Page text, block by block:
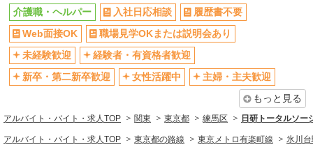
そんぽの家S 上石神井/2009ba1
介護スタッフ
【介護福祉士】 月給：302,300円 年収例：406
万円〜 ※下記毎月平均的に支払われる手当を含み
ます。 ・職務手当 ・特別職務手当 ・特別地域手
当 ・（東京都）居住支援特別手当 ・働きがい向上
手当 ・特別夜勤手当 ・日祝手当（月平均2回分）
・夜勤手当（月平均5回分） ※居住支援特別手当
は勤続5年目までの方はさらに1万円支給（再入社
業時は別途時間外手当支給（超過1分〜）
東京都練馬区上石神井2丁目22-27
詳細を見る
SOMPOケア ラヴィーレ南大泉/5009aa2
10時～勤務OK
16時前退社OK
時間や曜日が選べる・シフト自由
深夜
禁煙・分煙
残業ほぼなし
転勤なし
登録制
社割・特典あり
研修制度あり
資格取得支援制度あり
介護職・ヘルパー 入社日応相談
履歴書不要
Web面接OK
職場見学OKまたは説明会あり
未経験歓迎
経験者・有資格者歓迎
新卒・第二新卒歓迎
女性活躍中
主婦・主夫歓迎
もっと見る
アルバイト・バイト・求人TOP 関東 東京都 練馬区 日研トータルソ
アルバイト・バイト・求人TOP 東京都の路線 東京メトロ有楽町線 氷川